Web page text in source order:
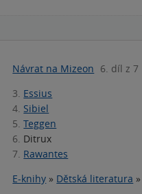
Návrat na Mizeon 6. díl z 7
3. Essius
4. Sibiel
5. Teggen
6. Ditrux
7. Rawantes
E-knihy » Dětská literatura »